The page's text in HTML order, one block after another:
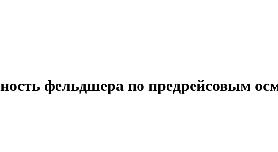
фельдшера по предрейсовым